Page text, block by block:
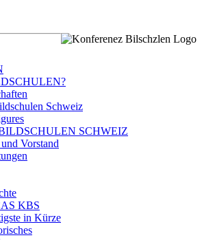
Schweiz
SCHWEIZ
Vorstand
KBS
in Kürze